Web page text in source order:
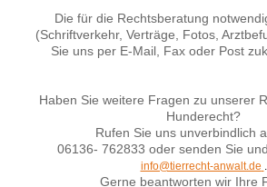
Die für die Rechtsberatung
(Schriftverkehr, Verträge, Fotos,
Sie uns per E-Mail, Fax oder Post
Haben Sie weitere Fragen zu unserer
Hunderecht?
Rufen Sie uns unverbindlich
06136- 762833 oder senden Sie
info@tierrecht-anwalt.de .
Gerne beantworten wir Ihre